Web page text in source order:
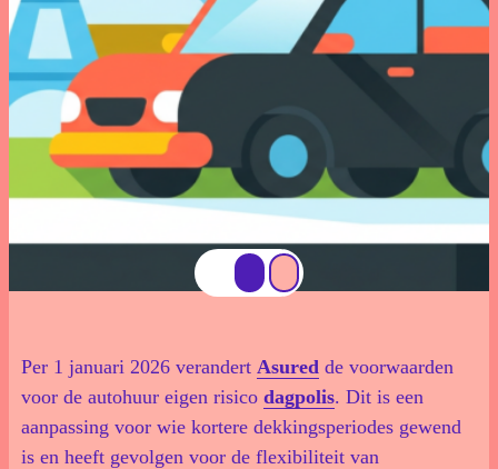
Veelgestelde vragen
Per 1 januari 2026 verandert Asured de voorwaarden
voor de autohuur eigen risico dagpolis. Dit is een
aanpassing voor wie kortere dekkingsperiodes gewend
is en heeft gevolgen voor de flexibiliteit van